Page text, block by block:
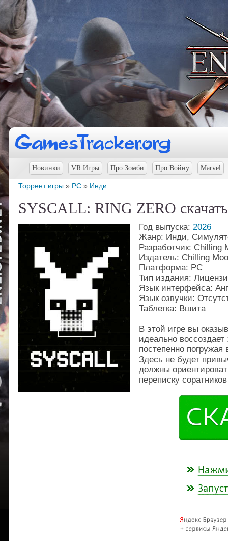
Новинки VR Игры Про Зомби Про Войну Marvel
Торрент игры » PC » Инди
SYSCALL: RING ZERO
Год выпуска: 2026
Жанр: Инди,
Разработчик: Chilling
Издатель: Chilling
Платформа: PC
Тип издания:
Язык интерфейса:
Язык озвучки:
Таблетка: Вшита
В этой игре вы
идеально
постепенно погружая
Здесь не будет
должны
переписку